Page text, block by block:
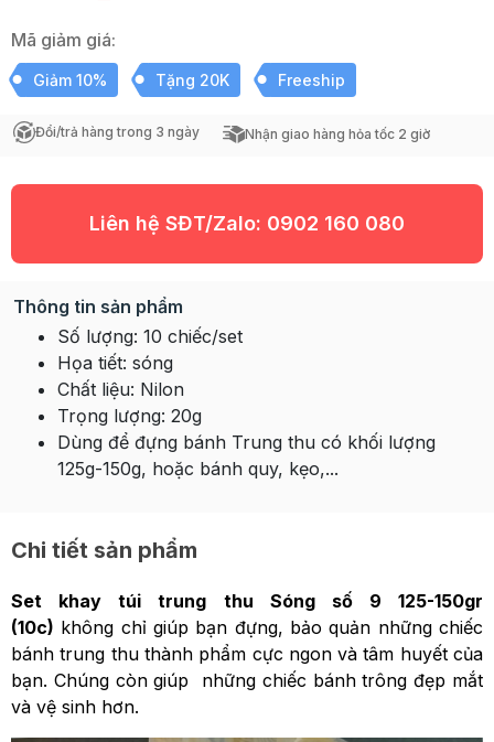
Mã giảm giá:
Giảm 10% Tặng 20K Freeship
Đổi/trả hàng trong 3 ngày Nhận giao hàng hỏa tốc 2 giờ
Liên hệ SĐT/Zalo: 0902 160 080
Thông tin sản phẩm
Số lượng: 10 chiếc/set
Họa tiết: sóng
Chất liệu: Nilon
Trọng lượng: 20g
Dùng để đựng bánh Trung thu có khối lượng
125g-150g, hoặc bánh quy, kẹo,...
Chi tiết sản phẩm
Set khay túi trung thu Sóng số 9 125-150gr
(10c) không chỉ giúp bạn đựng, bảo quản những chiếc
bánh trung thu thành phẩm cực ngon và tâm huyết của
bạn. Chúng còn giúp những chiếc bánh trông đẹp mắt
và vệ sinh hơn.